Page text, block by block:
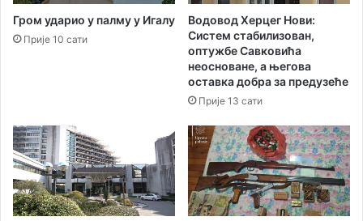
Н
о
в
а
р
а
д
њ
а
н
и
м
о
з
е
п
р
Гром ударио у палму у Игалу
Прије 10 сати
Водовод Херцег Нови:
Систем стабилизован,
оптужбе Савковића
неосноване, а његова
оставка добра за предузеће
Прије 13 сати